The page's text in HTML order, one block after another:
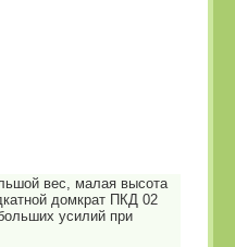
вес, малая высота
домкрат ПКД 02
усилий при